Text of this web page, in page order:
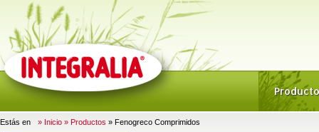
Estás en » Inicio » Productos » Fenogreco Comprimidos